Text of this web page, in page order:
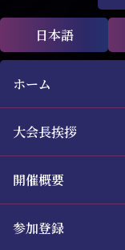
日本語
ホーム
大会長挨拶
開催概要
参加登録